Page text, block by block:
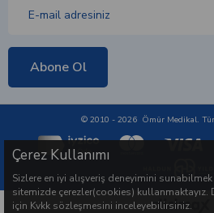
Abone Ol
© 2010 - 2026 Ömür Medikal.
Çerez Kullanımı
Sizlere en iyi alışveriş deneyimini sunabilmek
sitemizde çerezler(cookies) kullanmaktayız.
için Kvkk sözleşmesini inceleyebilirsiniz.